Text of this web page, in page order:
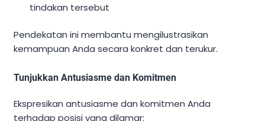
tindakan tersebut
Pendekatan ini membantu mengilustrasikan
kemampuan Anda secara konkret dan terukur.
Tunjukkan Antusiasme dan Komitmen
Ekspresikan antusiasme dan komitmen Anda
terhadap posisi yang dilamar: